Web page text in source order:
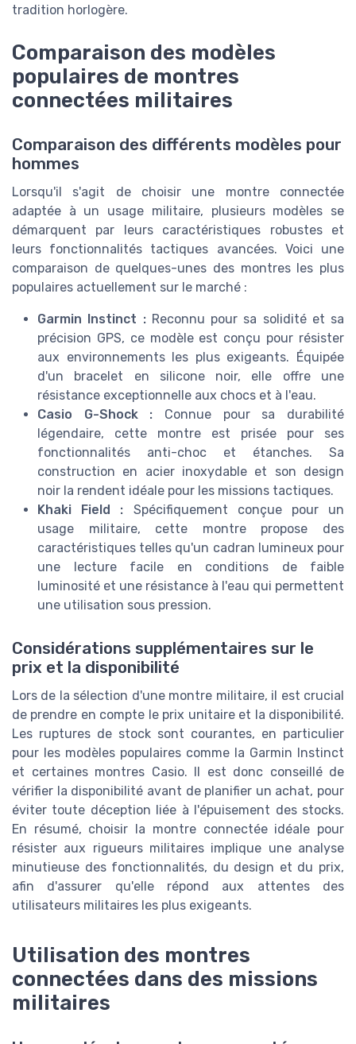
tradition horlogère.
Comparaison des modèles
populaires de montres
connectées militaires
Comparaison des différents modèles pour
hommes
Lorsqu'il s'agit de choisir une montre connectée
adaptée à un usage militaire, plusieurs modèles se
démarquent par leurs caractéristiques robustes et
leurs fonctionnalités tactiques avancées. Voici une
comparaison de quelques-unes des montres les plus
populaires actuellement sur le marché :
Garmin Instinct :Reconnu pour sa solidité et sa
précision GPS, ce modèle est conçu pour résister
aux environnements les plus exigeants. Équipée
d'un bracelet en silicone noir, elle offre une
résistance exceptionnelle aux chocs et à l'eau.
Casio G-Shock : Connue pour sa durabilité
légendaire, cette montre est prisée pour ses
fonctionnalités anti-choc et étanches. Sa
construction en acier inoxydable et son design
noir la rendent idéale pour les missions tactiques.
Khaki Field : Spécifiquement conçue pour un
usage militaire, cette montre propose des
caractéristiques telles qu'un cadran lumineux pour
une lecture facile en conditions de faible
luminosité et une résistance à l'eau qui permettent
une utilisation sous pression.
Considérations supplémentaires sur le
prix et la disponibilité
Lors de la sélection d'une montre militaire, il est crucial
de prendre en compte le prix unitaire et la disponibilité.
Les ruptures de stock sont courantes, en particulier
pour les modèles populaires comme la Garmin Instinct
et certaines montres Casio. Il est donc conseillé de
vérifier la disponibilité avant de planifier un achat, pour
éviter toute déception liée à l'épuisement des stocks.
En résumé, choisir la montre connectée idéale pour
résister aux rigueurs militaires implique une analyse
minutieuse des fonctionnalités, du design et du prix,
afin d'assurer qu'elle répond aux attentes des
utilisateurs militaires les plus exigeants.
Utilisation des montres
connectées dans des missions
militaires